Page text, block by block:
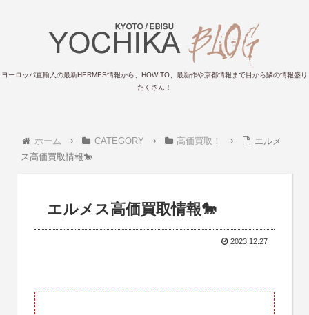
ヨーロッパ直輸入の最新HERMES情報から、HOW TO、最新作や京都情報まで目から鱗の情報盛り
たくさん！
ホーム CATEGORY 高価買取！
エルメ
ス高価買取情報🐎
エルメス高価買取情報🐎
2023.12.27